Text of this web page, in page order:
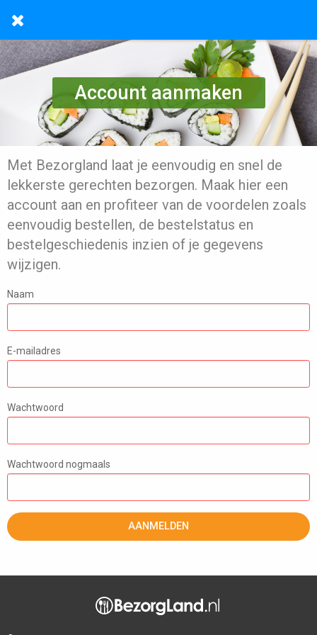
Account aanmaken
Met Bezorgland laat je eenvoudig en snel de
lekkerste gerechten bezorgen. Maak hier een
account aan en profiteer van de voordelen zoals
eenvoudig bestellen, de bestelstatus en
bestelgeschiedenis inzien of je gegevens
wijzigen.
Naam
E-mailadres
Wachtwoord
Wachtwoord nogmaals
AANMELDEN